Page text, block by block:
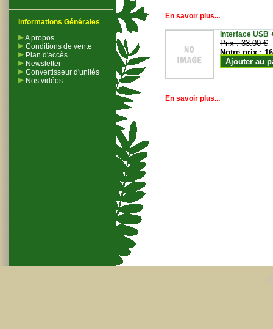
Informations Générales
A propos
Conditions de vente
Plan d'accès
Newsletter
Convertisseur d'unités
Nos vidéos
En savoir plus...
Interface USB
Prix :33.00 €
Notre prix :
Ajouter au
En savoir plus...